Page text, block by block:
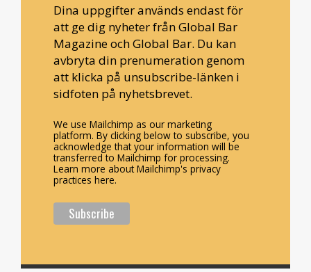
Dina uppgifter används endast för
att ge dig nyheter från Global Bar
Magazine och Global Bar. Du kan
avbryta din prenumeration genom
att klicka på unsubscribe-länken i
sidfoten på nyhetsbrevet.
We use Mailchimp as our marketing
platform. By clicking below to subscribe, you
acknowledge that your information will be
transferred to Mailchimp for processing.
Learn more about Mailchimp's privacy
practices here.